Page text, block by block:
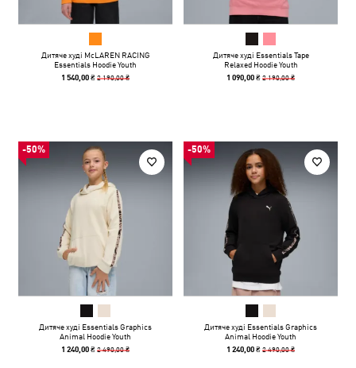
Дитяче худі McLAREN RACING
Essentials Hoodie Youth
1 540,00 ₴2 190,00 ₴
Дитяче худі Essentials Tape
Relaxed Hoodie Youth
1 090,00 ₴2 190,00 ₴
-50%
Дитяче худі Essentials Graphics
Animal Hoodie Youth
1 240,00 ₴2 490,00 ₴
-50%
Дитяче худі Essentials Graphics
Animal Hoodie Youth
1 240,00 ₴2 490,00 ₴